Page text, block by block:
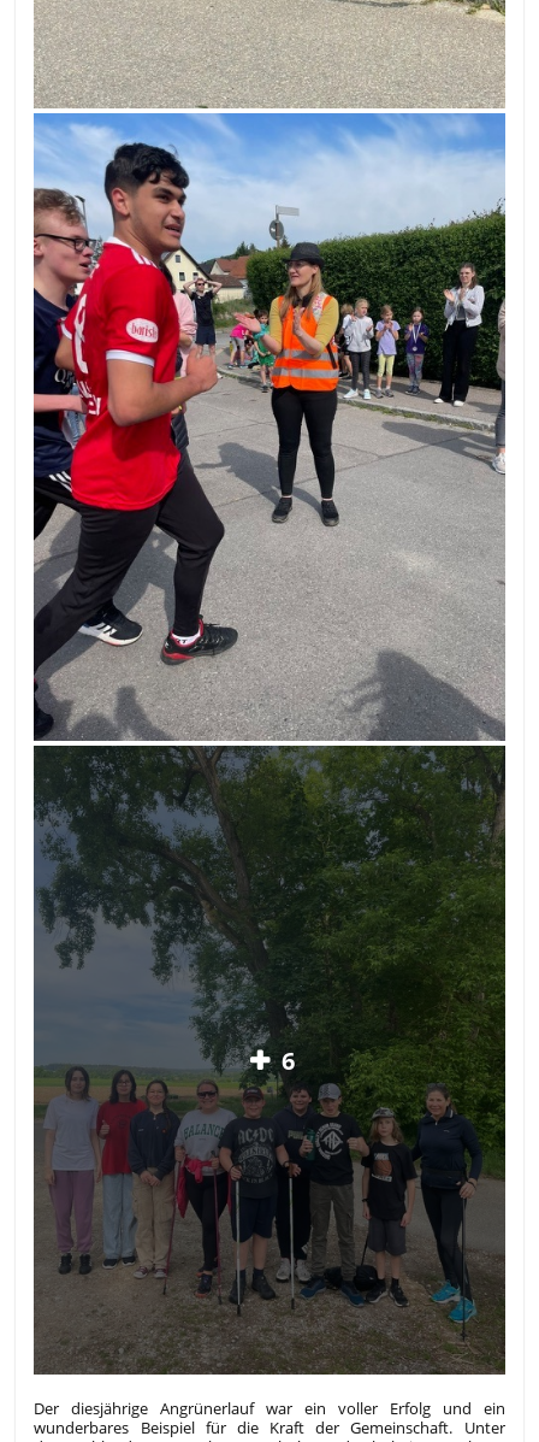
6
Der diesjährige Angrünerlauf war ein voller Erfolg und ein
wunderbares Beispiel für die Kraft der Gemeinschaft. Unter